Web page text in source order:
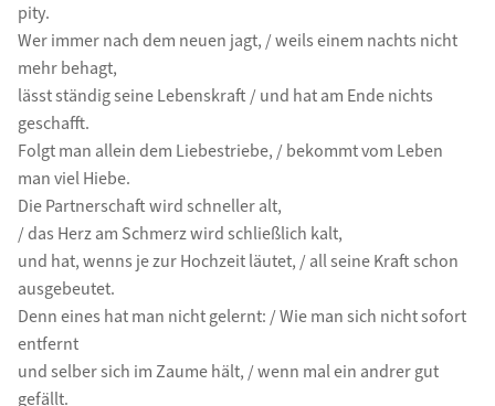
pity.
Wer immer nach dem neuen jagt, / weils einem nachts nicht
mehr behagt,
lässt ständig seine Lebenskraft / und hat am Ende nichts
geschafft.
Folgt man allein dem Liebestriebe, / bekommt vom Leben
man viel Hiebe.
Die Partnerschaft wird schneller alt,
/ das Herz am Schmerz wird schließlich kalt,
und hat, wenns je zur Hochzeit läutet, / all seine Kraft schon
ausgebeutet.
Denn eines hat man nicht gelernt: / Wie man sich nicht sofort
entfernt
und selber sich im Zaume hält, / wenn mal ein andrer gut
gefällt.